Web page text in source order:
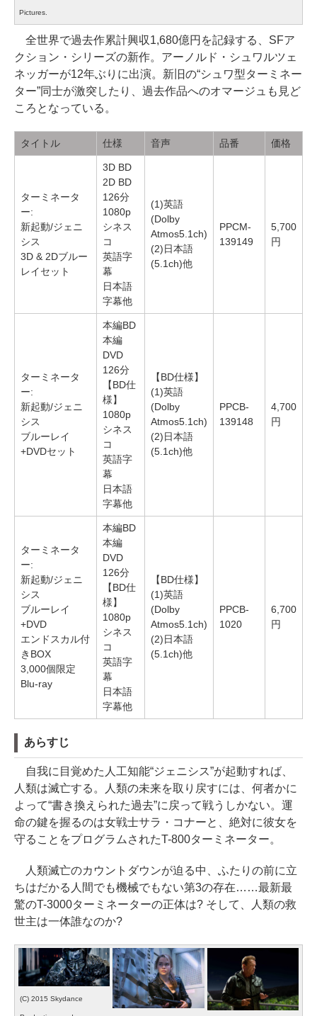
Pictures.
全世界で過去作累計興収1,680億円を記録する、SFア
クション・シリーズの新作。アーノルド・シュワルツェ
ネッガーが12年ぶりに出演。新旧の“シュワ型ターミネー
ター”同士が激突したり、過去作品へのオマージュも見ど
ころとなっている。
タイトル 仕様 音声 品番 価格
ターミネータ
ー:
新起動/ジェニ
シス
3D & 2Dブルー
レイセット
3D BD
2D BD
126分
1080p
シネス
コ
英語字
幕
日本語
字幕他
(1)英語
(Dolby
Atmos5.1ch)
(2)日本語
(5.1ch)他
PPCM-
139149
5,700
円
ターミネータ
ー:
新起動/ジェニ
シス
ブルーレイ
+DVDセット
本編BD
本編
DVD
126分
【BD仕
様】
1080p
シネス
コ
英語字
幕
日本語
字幕他
【BD仕様】
(1)英語
(Dolby
Atmos5.1ch)
(2)日本語
(5.1ch)他
PPCB-
139148
4,700
円
ターミネータ
ー:
新起動/ジェニ
シス
ブルーレイ
+DVD
エンドスカル付
きBOX
3,000個限定
Blu-ray
本編BD
本編
DVD
126分
【BD仕
様】
1080p
シネス
コ
英語字
幕
日本語
字幕他
【BD仕様】
(1)英語
(Dolby
Atmos5.1ch)
(2)日本語
(5.1ch)他
PPCB-
1020
6,700
円
あらすじ
自我に目覚めた人工知能“ジェニシス”が起動すれば、
人類は滅亡する。人類の未来を取り戻すには、何者かに
よって“書き換えられた過去”に戻って戦うしかない。運
命の鍵を握るのは女戦士サラ・コナーと、絶対に彼女を
守ることをプログラムされたT-800ターミネーター。
人類滅亡のカウントダウンが迫る中、ふたりの前に立
ちはだかる人間でも機械でもない第3の存在……最新最
驚のT-3000ターミネーターの正体は? そして、人類の救
世主は一体誰なのか?
(C) 2015 Skydance